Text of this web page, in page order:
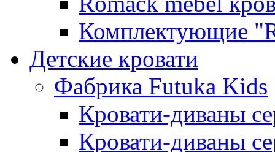
Комплектующие
Детские кровати
Фабрика Futuka Kids
Кровати-диваны
Кровати-диваны